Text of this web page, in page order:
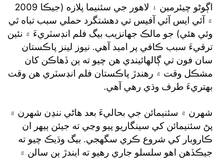
اڳوڻو چيئرمين ۽ لاهور جي سئنيما پلازه (جيڪا 2009
۾ آئي ايس آئي آفيس تي دهشتگرد حملي سبب تباه ٿي
وئي هئي) جو مالڪ جهانزيب بيگ فلم انڊسٽريءَ ۾ نئين
ترقيءَ سبب ڪافي پر اميد آهي. نيوز لينز پاڪستان
سان فون تي ڳالهائيندي هن چيو ته ٻن ڏهاڪن کان
مشڪل وقت ۾ رهندڙ پاڪستان فلم انڊسٽري هن وقت
بهتريءَ طرف وڌي رهي آهي.
شهرن ۾ سئنيمائن جي بحاليءَ بعد هاڻي ننڍن شهرن ۾
پڻ سئنيمائن کي سينگاريو پيو وڃي ته جيئن ٻيهر ان
ڪاروبار کي شروع ڪري سگهجي. بيگ وڌيڪ چيو ته
جيڪڏهن اهو سلسلو جاري رهيو ته ايندڙ ٻن سالن ۾